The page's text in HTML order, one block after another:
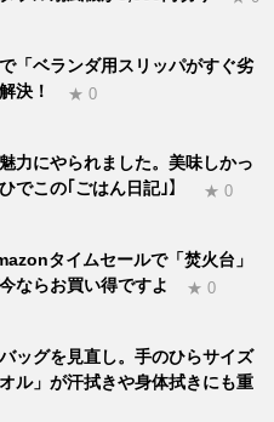
「ベランダ用スリッパがすぐ劣
決！
★ 0
力にやられました。美味しかっ
でこの｢ごはん日記｣】
★ 0
タイムセールで「焚火台」
ならお買い得ですよ
★ 0
ッグを見直し。手のひらサイズ
ル」が汗拭きや身体拭きにも重